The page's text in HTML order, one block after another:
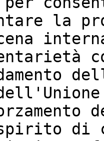
la
di